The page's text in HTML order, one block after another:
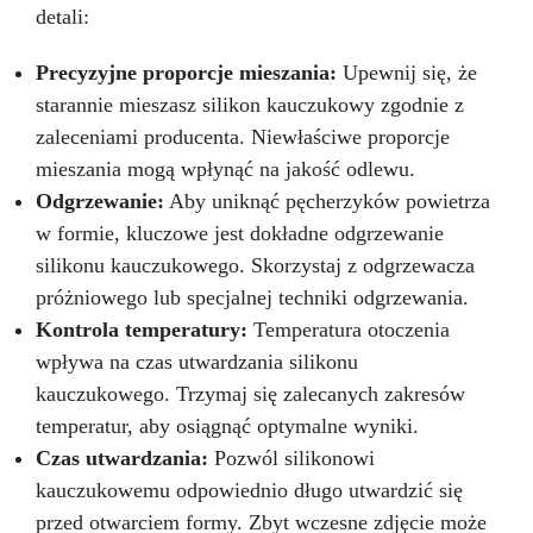
Jubilerstwo, miniatury, mydła i kosmetyki stałe
artystyczne odlewy 20–30 Pure Mold
Budownictwo i konstrukcje Formy do betonu,
kamienie dekoracyjne 30 Pure Mold
Prototypowanie Szybkie prototypy, części
mechaniczne 30 Pure Mold Film i efekty
specjalne Protezy i efekty sceniczne 10 Pure
Mold Dane techniczne: Kolor: Przeźroczysty
Gęstość (g/cm³): 1,08 Lepkość (mPa·s): Część
A: 5000±1000 Część B: 4500±1000 Proporcje
mieszania (A:B): 1:1 (waga) Czas pracy (25 °C):
30–40 minut Czas utwardzania (25 °C): 3–5
godzin Twardość Shore A: 10±2 Wydłużenie (%):
450 Wytrzymałość na rozciąganie (MPa): 3,2
Instrukcje użycia i wskazówki techniczne
Przygotowanie mieszanki: Wymieszaj część A
(przeźroczystą) z częścią B (przeźroczystą) w
proporcji 1:1 wagowo. Na przykład 100 g części
A z 100 g części B. Użyj precyzyjnej wagi.
Naczynie do mieszania: Czyste, suche i wolne
detali:
Precyzyjne proporcje mieszania: Upewnij się, że
starannie mieszasz silikon kauczukowy zgodnie z
zaleceniami producenta. Niewłaściwe proporcje
mieszania mogą wpłynąć na jakość odlewu.
Odgrzewanie: Aby uniknąć pęcherzyków powietrza
w formie, kluczowe jest dokładne odgrzewanie
silikonu kauczukowego. Skorzystaj z odgrzewacza
próżniowego lub specjalnej techniki odgrzewania.
Kontrola temperatury: Temperatura otoczenia
wpływa na czas utwardzania silikonu
kauczukowego. Trzymaj się zalecanych zakresów
temperatur, aby osiągnąć optymalne wyniki.
Czas utwardzania: Pozwól silikonowi
kauczukowemu odpowiednio długo utwardzić się
przed otwarciem formy. Zbyt wczesne zdjęcie może